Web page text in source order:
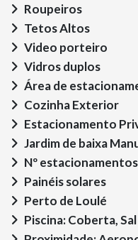
Roupeiros
Tetos Altos
Video porteiro
Vidros duplos
Área de
Cozinha Exterior
Estacionamento
Jardim de baixa
Nº
Painéis solares
Perto de Loulé
Piscina: Coberta, Sal